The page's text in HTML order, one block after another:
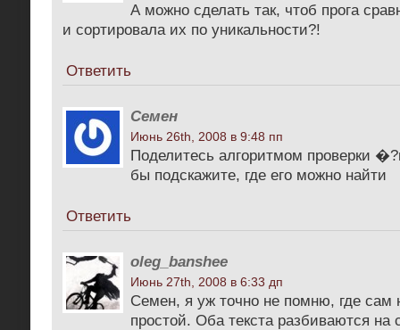
А можно сделать так, чтоб прога
и сортировала их по уникальности?!
Ответить
Семен
Июнь 26th, 2008 в 9:48 пп
Поделитесь алгоритмом проверки
бы подскажите, где его можно найти
Ответить
oleg_banshee
Июнь 27th, 2008 в 6:33 дп
Семен, я уж точно не помню, где сам
простой. Оба текста разбиваются